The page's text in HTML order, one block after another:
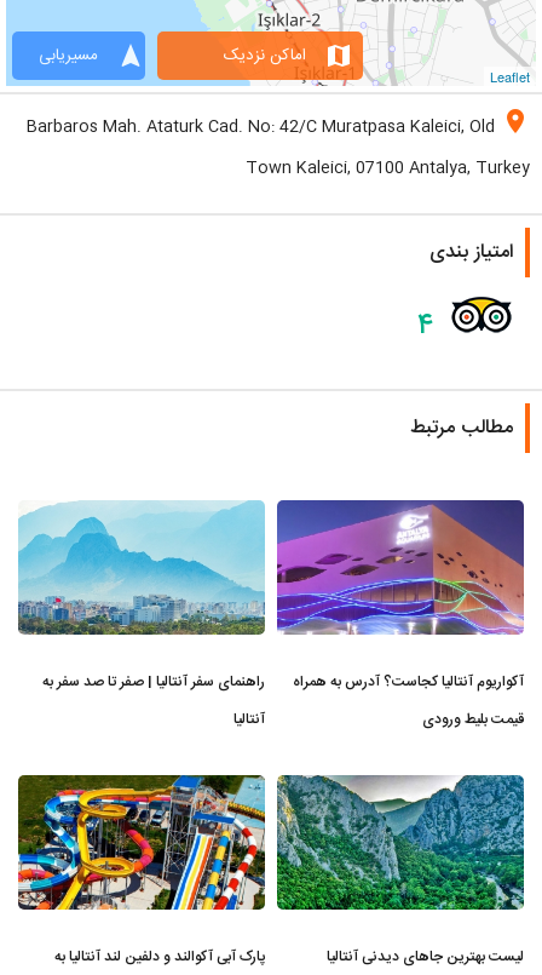
Leaflet
navigation مسیریابی map اماکن نزدیک
location_on
Barbaros Mah. Ataturk Cad. No: 42/C Muratpasa Kaleici, Old
Town Kaleici, 07100 Antalya, Turkey
امتیاز بندی
۴
مطالب مرتبط
آکواریوم آنتالیا کجاست؟ آدرس به همراه
قیمت بلیط ورودی
راهنمای سفر آنتالیا | صفر تا صد سفر به
آنتالیا
لیست بهترین جاهای دیدنی آنتالیا
پارک آبی آکوالند و دلفین لند آنتالیا به